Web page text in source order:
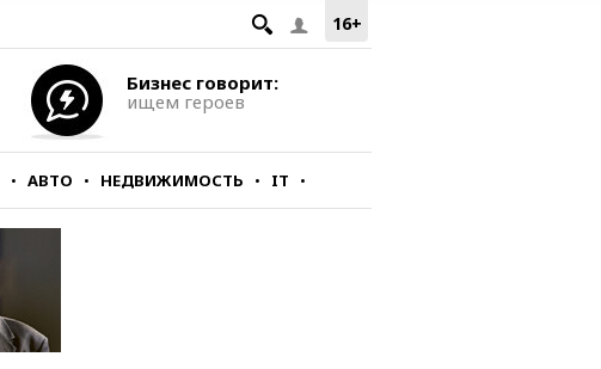
16+
Бизнес говорит:
ищем героев
АВТО НЕДВИЖИМОСТЬ IT